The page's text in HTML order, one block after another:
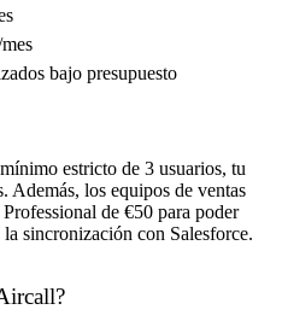
bajo presupuesto
estricto de 3 usuarios, tu
Además, los equipos de ventas
de €50 para poder
sincronización con Salesforce.